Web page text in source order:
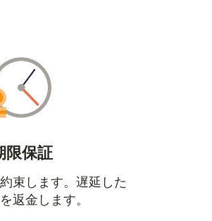
限保証
束します。遅延した
返金します。